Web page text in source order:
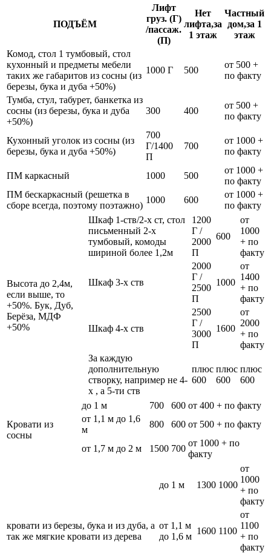
ПОДЪЁМ
Лифт
груз. (Г)
/пассаж.
(П)
Нет
лифта,за
1 этаж
Частный
дом,за 1
этаж
Комод, стол 1 тумбовый, стол
кухонный и предметы мебели
таких же габаритов из сосны (из
березы, бука и дуба +50%)
1000 Г 500
от 500 +
по факту
Тумба, стул, табурет, банкетка из
сосны (из березы, бука и дуба
+50%)
300 400
от 500 +
по факту
Кухонный уголок из сосны (из
березы, бука и дуба +50%)
700
Г/1400
П
700
от 1000 +
по факту
ПМ каркасный 1000 500
от 1000 +
по факту
ПМ бескаркасный (решетка в
сборе всегда, поэтому поэтажно)
1000 600
от 1000 +
по факту
Высота до 2,4м,
если выше, то
+50%. Бук, Дуб,
Берёза, МДФ
+50%
Шкаф 1-ств/2-х ст, стол
письменный 2-х
тумбовый, комоды
шириной более 1,2м
1200
Г /
2000
П
600
от
1000
+ по
факту
Шкаф 3-х ств
2000
Г /
2500
П
1000
от
1400
+ по
факту
Шкаф 4-х ств
2500
Г /
3000
П
1600
от
2000
+ по
факту
За каждую
дополнительную
створку, например не 4-
х , а 5-ти ств
плюс
600
плюс
600
плюс
600
Кровати из
сосны
до 1 м 700 600 от 400 + по факту
от 1,1 м до 1,6
м
800 600 от 500 + по факту
от 1,7 м до 2 м 1500 700
от 1000 + по
факту
кровати из березы, бука и из дуба, а
так же мягкие кровати из дерева
до 1 м 1300 1000
от
1000
+ по
факту
от 1,1 м
до 1,6 м
1600 1100
от
1100
+ по
факту